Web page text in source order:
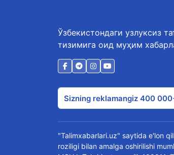
Ўзбекистондаги узлуксиз
тизимига оид муҳим
Sizning reklamangiz 400
"Talimxabarlari.uz" saytida e'lon
roziligi bilan amalga oshirilishi